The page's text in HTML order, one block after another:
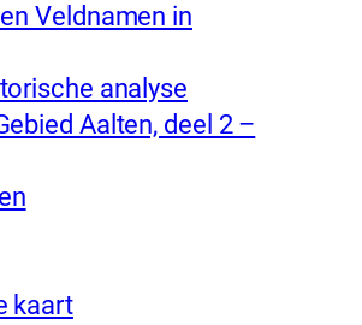
Veldnamen in
analyse
Aalten, deel 2 –
kaart